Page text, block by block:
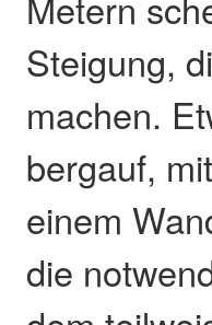
Steigung,
machen.
bergauf,
einem
die